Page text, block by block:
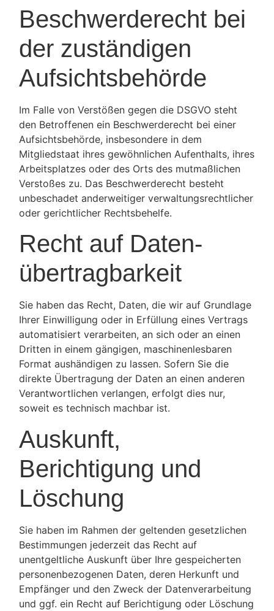
Beschwerde­recht bei
der zuständigen
Aufsichts­behörde
Im Falle von Verstößen gegen die DSGVO steht
den Betroffenen ein Beschwerderecht bei einer
Aufsichtsbehörde, insbesondere in dem
Mitgliedstaat ihres gewöhnlichen Aufenthalts, ihres
Arbeitsplatzes oder des Orts des mutmaßlichen
Verstoßes zu. Das Beschwerderecht besteht
unbeschadet anderweitiger verwaltungsrechtlicher
oder gerichtlicher Rechtsbehelfe.
Recht auf Daten­
übertrag­barkeit
Sie haben das Recht, Daten, die wir auf Grundlage
Ihrer Einwilligung oder in Erfüllung eines Vertrags
automatisiert verarbeiten, an sich oder an einen
Dritten in einem gängigen, maschinenlesbaren
Format aushändigen zu lassen. Sofern Sie die
direkte Übertragung der Daten an einen anderen
Verantwortlichen verlangen, erfolgt dies nur,
soweit es technisch machbar ist.
Auskunft,
Berichtigung und
Löschung
Sie haben im Rahmen der geltenden gesetzlichen
Bestimmungen jederzeit das Recht auf
unentgeltliche Auskunft über Ihre gespeicherten
personenbezogenen Daten, deren Herkunft und
Empfänger und den Zweck der Datenverarbeitung
und ggf. ein Recht auf Berichtigung oder Löschung